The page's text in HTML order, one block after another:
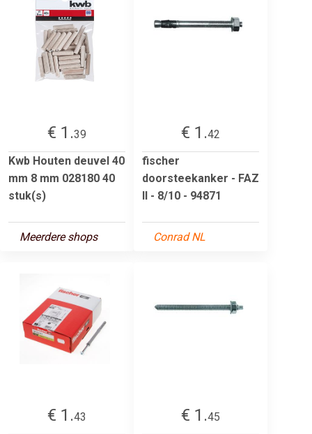
€ 1.39
Kwb Houten deuvel 40
mm 8 mm 028180 40
stuk(s)
Meerdere shops
€ 1.42
fischer
doorsteekanker - FAZ
II - 8/10 - 94871
Conrad NL
€ 1.43
€ 1.45